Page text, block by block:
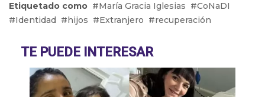
de este orden. Es la desmesura de una dictadura"
Eduardo Valdés: "No es casual que llegue Bullrich
Rubén Sajém: "Es un DNU que beneficia a los
grandes grupos farmacéuticos"
Etiquetado como María Gracia Iglesias
CoNaDI
Identidad
hijos Extranjero recuperación
TE PUEDE INTERESAR